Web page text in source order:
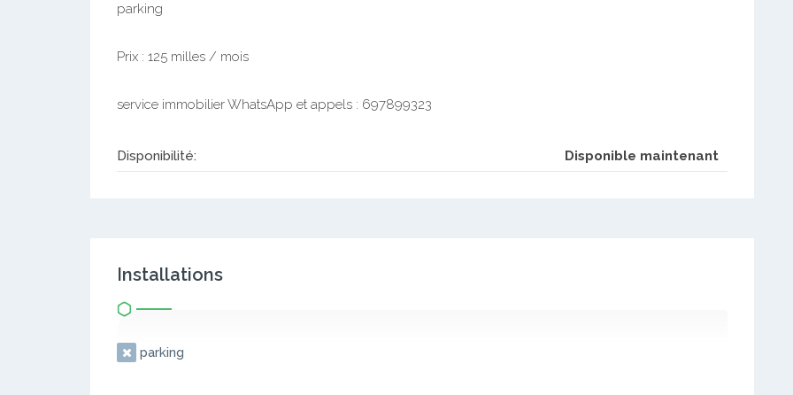
parking
Prix : 125 milles / mois
service immobilier WhatsApp et appels : 697899323
Disponibilité: Disponible maintenant
Installations
parking